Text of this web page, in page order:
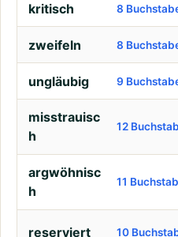
kritisch 8
zweifeln 8
ungläubig 9
misstrauisc
h
12
argwöhnisc
h
11
reserviert 10